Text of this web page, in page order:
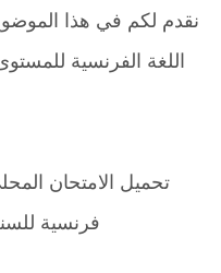
نقدم لكم في هذا
اللغة الفرنسية
تحميل الامتحان
فرنسية